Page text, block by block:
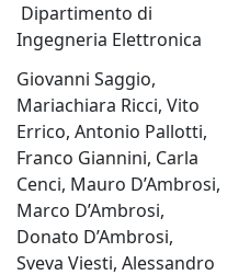
Dipartimento di
Ingegneria Elettronica
Giovanni Saggio,
Mariachiara Ricci, Vito
Errico, Antonio Pallotti,
Franco Giannini, Carla
Cenci, Mauro D’Ambrosi,
Marco D’Ambrosi,
Donato D’Ambrosi,
Sveva Viesti, Alessandro